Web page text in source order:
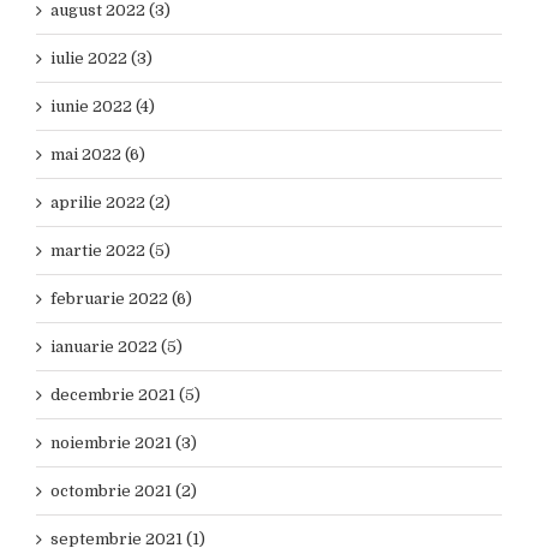
august 2022 (3)
iulie 2022 (3)
iunie 2022 (4)
mai 2022 (6)
aprilie 2022 (2)
martie 2022 (5)
februarie 2022 (6)
ianuarie 2022 (5)
decembrie 2021 (5)
noiembrie 2021 (3)
octombrie 2021 (2)
septembrie 2021 (1)